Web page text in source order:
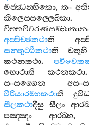
මජ‍්ඣන‍්හිකො, තං
කිලෙසසල‍්ලෙඛිකා
අප‍්පිච‍්ඡකථාති
සන‍්තුට‍්ඨිකථාති චතූහි
කථනකථා.
හොථාති
කථනකථා
සංසග‍්ගෙන
වීරියාරම‍්භකථාති
සීලකථාදීසු සීලං
පඤ‍්ඤං
ආරබ‍්භ,